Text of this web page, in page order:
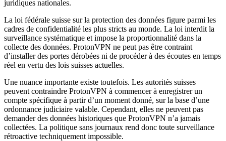
juridiques nationales.
La loi fédérale suisse sur la protection des données figure parmi les
cadres de confidentialité les plus stricts au monde. La loi interdit la
surveillance systématique et impose la proportionnalité dans la
collecte des données. ProtonVPN ne peut pas être contraint
d’installer des portes dérobées ni de procéder à des écoutes en temps
réel en vertu des lois suisses actuelles.
Une nuance importante existe toutefois. Les autorités suisses
peuvent contraindre ProtonVPN à commencer à enregistrer un
compte spécifique à partir d’un moment donné, sur la base d’une
ordonnance judiciaire valable. Cependant, elles ne peuvent pas
demander des données historiques que ProtonVPN n’a jamais
collectées. La politique sans journaux rend donc toute surveillance
rétroactive techniquement impossible.